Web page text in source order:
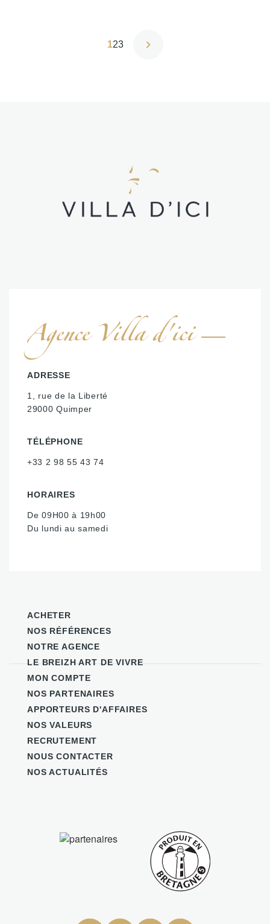
123
Agence Villa d'ici
ADRESSE
1, rue de la Liberté
29000 Quimper
TÉLÉPHONE
+33 2 98 55 43 74
HORAIRES
De 09H00 à 19h00
Du lundi au samedi
ACHETER
NOS RÉFÉRENCES
NOTRE AGENCE
LE BREIZH ART DE VIVRE
MON COMPTE
NOS PARTENAIRES
APPORTEURS D'AFFAIRES
NOS VALEURS
RECRUTEMENT
NOUS CONTACTER
NOS ACTUALITÉS